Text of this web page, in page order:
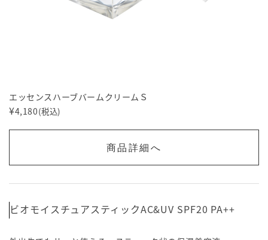
エッセンスハーブバームクリームＳ
¥4,180(税込)
商品詳細へ
ビオモイスチュアスティックAC&UV SPF20 PA++